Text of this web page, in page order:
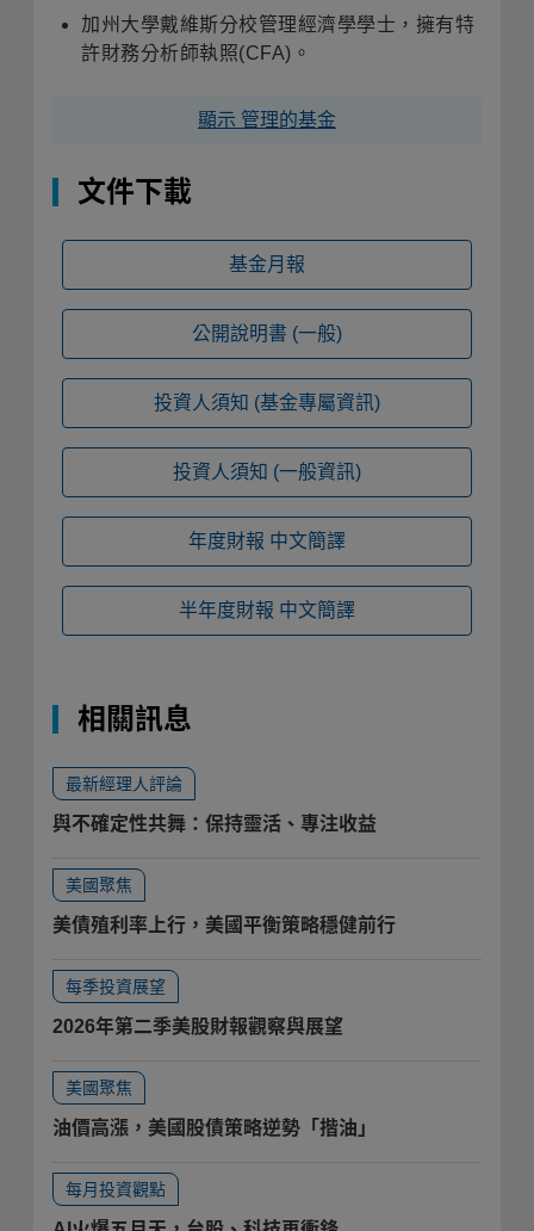
加州大學戴維斯分校管理經濟學學士，擁有特
許財務分析師執照(CFA)。
顯示 管理的基金
文件下載
基金月報
公開說明書 (一般)
投資人須知 (基金專屬資訊)
投資人須知 (一般資訊)
年度財報 中文簡譯
半年度財報 中文簡譯
相關訊息
最新經理人評論
與不確定性共舞：保持靈活、專注收益
美國聚焦
美債殖利率上行，美國平衡策略穩健前行
每季投資展望
2026年第二季美股財報觀察與展望
美國聚焦
油價高漲，美國股債策略逆勢「揩油」
每月投資觀點